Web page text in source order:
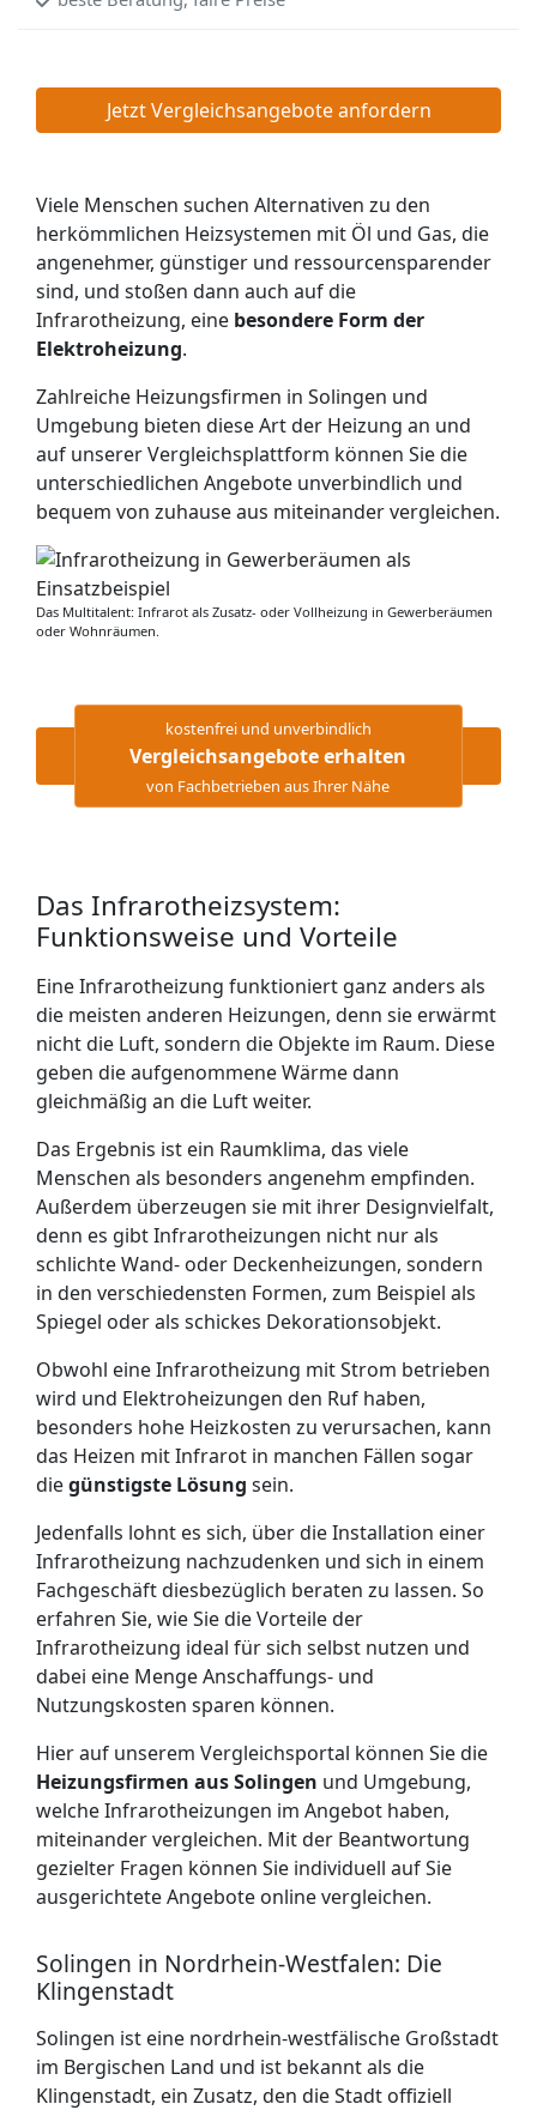
Jetzt Vergleichsangebote anfordern
Viele Menschen suchen Alternativen zu den
herkömmlichen Heizsystemen mit Öl und Gas, die
angenehmer, günstiger und ressourcensparender
sind, und stoßen dann auch auf die
Infrarotheizung, eine besondere Form der
Elektroheizung.
Zahlreiche Heizungsfirmen in Solingen und
Umgebung bieten diese Art der Heizung an und
auf unserer Vergleichsplattform können Sie die
unterschiedlichen Angebote unverbindlich und
bequem von zuhause aus miteinander vergleichen.
Das Multitalent: Infrarot als Zusatz- oder Vollheizung in Gewerberäumen
oder Wohnräumen.
kostenfrei und unverbindlich
Vergleichsangebote erhalten
von Fachbetrieben aus Ihrer Nähe
Das Infrarotheizsystem:
Funktionsweise und Vorteile
Eine Infrarotheizung funktioniert ganz anders als
die meisten anderen Heizungen, denn sie erwärmt
nicht die Luft, sondern die Objekte im Raum. Diese
geben die aufgenommene Wärme dann
gleichmäßig an die Luft weiter.
Das Ergebnis ist ein Raumklima, das viele
Menschen als besonders angenehm empfinden.
Außerdem überzeugen sie mit ihrer Designvielfalt,
denn es gibt Infrarotheizungen nicht nur als
schlichte Wand- oder Deckenheizungen, sondern
in den verschiedensten Formen, zum Beispiel als
Spiegel oder als schickes Dekorationsobjekt.
Obwohl eine Infrarotheizung mit Strom betrieben
wird und Elektroheizungen den Ruf haben,
besonders hohe Heizkosten zu verursachen, kann
das Heizen mit Infrarot in manchen Fällen sogar
diegünstigste Lösung sein.
Jedenfalls lohnt es sich, über die Installation einer
Infrarotheizung nachzudenken und sich in einem
Fachgeschäft diesbezüglich beraten zu lassen. So
erfahren Sie, wie Sie die Vorteile der
Infrarotheizung ideal für sich selbst nutzen und
dabei eine Menge Anschaffungs- und
Nutzungskosten sparen können.
Hier auf unserem Vergleichsportal können Sie die
Heizungsfirmen aus Solingen und Umgebung,
welche Infrarotheizungen im Angebot haben,
miteinander vergleichen. Mit der Beantwortung
gezielter Fragen können Sie individuell auf Sie
ausgerichtete Angebote online vergleichen.
Solingen in Nordrhein-Westfalen: Die
Klingenstadt
Solingen ist eine nordrhein-westfälische Großstadt
im Bergischen Land und ist bekannt als die
Klingenstadt, ein Zusatz, den die Stadt offiziell